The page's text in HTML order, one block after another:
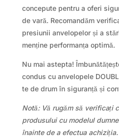
concepute pentru a oferi
de vară. Recomandăm
presiunii anvelopelor și a
menține performanța optimă.
Nu mai astepta!
condus cu anvelopele
te de drum în siguranță și
Notă: Vă rugăm să verificați
produsului cu modelul
înainte de a efectua